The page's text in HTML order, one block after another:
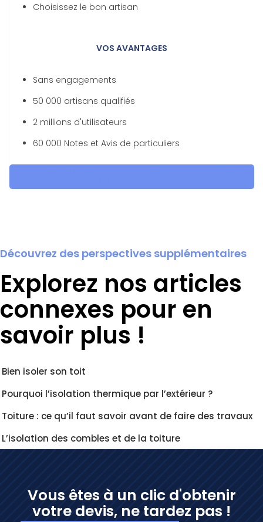
Choisissez le bon artisan
VOS AVANTAGES
Sans engagements
50 000 artisans qualifiés
2 millions d'utilisateurs
60 000 Notes et Avis de particuliers
Découvrez des perspectives supplémentaires
Explorez nos articles
connexes pour en
savoir plus !
Bien isoler son toit
Pourquoi l’isolation thermique par l’extérieur ?
Toiture : ce qu’il faut savoir avant de faire des travaux
L’isolation des combles et de la toiture
Vous êtes à un clic d'obtenir
votre devis, ne tardez pas !